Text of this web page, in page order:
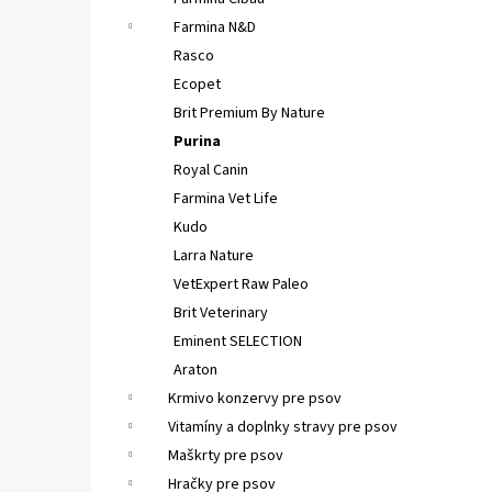
Farmina N&D
Rasco
Ecopet
Brit Premium By Nature
Purina
Royal Canin
Farmina Vet Life
Kudo
Larra Nature
VetExpert Raw Paleo
Brit Veterinary
Eminent SELECTION
Araton
Krmivo konzervy pre psov
Vitamíny a doplnky stravy pre psov
Maškrty pre psov
Hračky pre psov
V ŽELÉ 44X85G
€16,90